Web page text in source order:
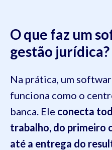
O que faz um
gestão jurídica?
Na prática, um
funciona como o
banca. Ele conecta
trabalho, do primeiro
até a entrega do